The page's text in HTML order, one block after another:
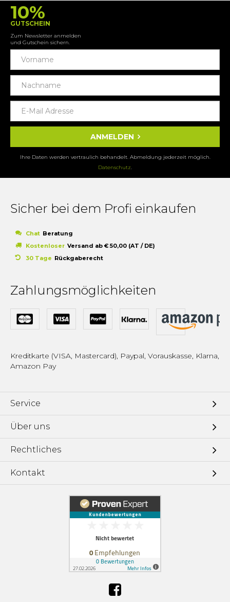
10%
GUTSCHEIN
Zum Newsletter anmelden
und Gutschein sichern.
ANMELDEN
Ihre Daten werden vertraulich behandelt. Abmeldung jederzeit möglich.
Datenschutz.
Sicher bei dem Profi einkaufen
Chat Beratung
Kostenloser Versand ab € 50,00 (AT / DE)
30 Tage Rückgaberecht
Zahlungsmöglichkeiten
Kreditkarte (VISA, Mastercard), Paypal, Vorauskasse, Klarna,
Amazon Pay
Service
Über uns
Rechtliches
Kontakt